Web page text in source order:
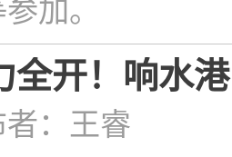
加。
全开！响水
者：王睿